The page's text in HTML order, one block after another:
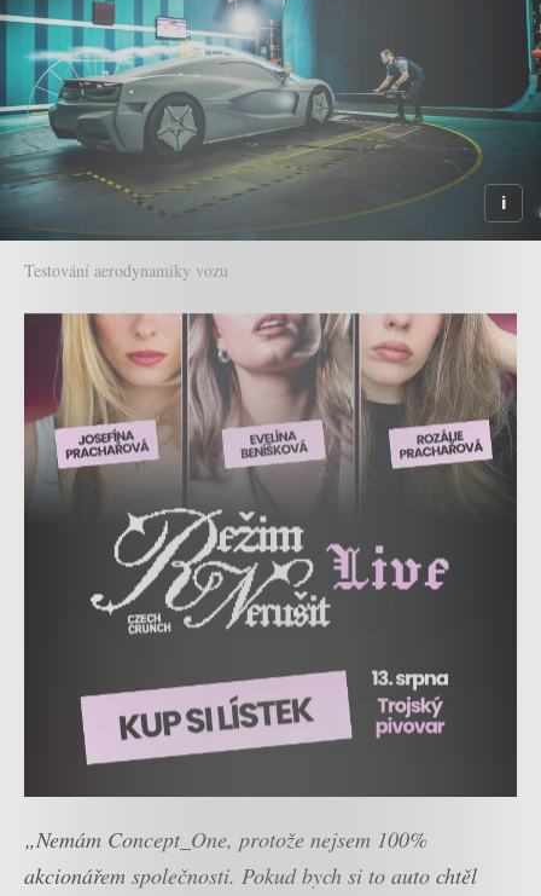
Testování aerodynamiky vozu
„Nemám Concept_One, protože nejsem 100%
akcionářem společnosti. Pokud bych si to auto chtěl